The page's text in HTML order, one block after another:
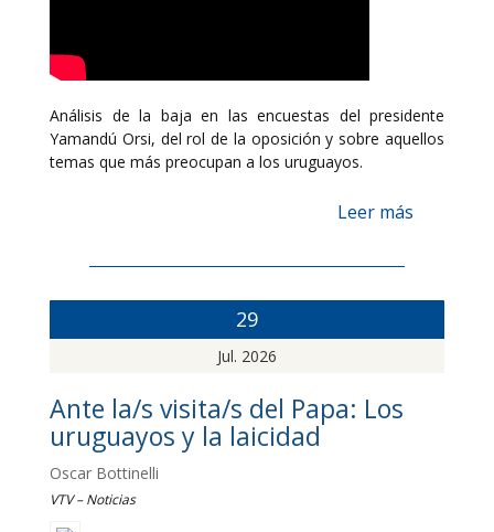
Análisis de la baja en las encuestas del presidente
Yamandú Orsi, del rol de la oposición y sobre aquellos
temas que más preocupan a los uruguayos.
Leer más
29
Jul. 2026
Ante la/s visita/s del Papa: Los
uruguayos y la laicidad
Oscar Bottinelli
VTV – Noticias